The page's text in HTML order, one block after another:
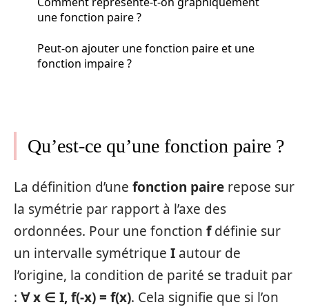
une fonction paire ?
Peut-on ajouter une fonction paire et une
fonction impaire ?
Qu’est-ce qu’une fonction paire ?
La définition d’une fonction paire repose sur
la symétrie par rapport à l’axe des
ordonnées. Pour une fonction fdéfinie sur
un intervalle symétrique I autour de
l’origine, la condition de parité se traduit par
: ∀ x ∈ I, f(-x) = f(x). Cela signifie que si l’on